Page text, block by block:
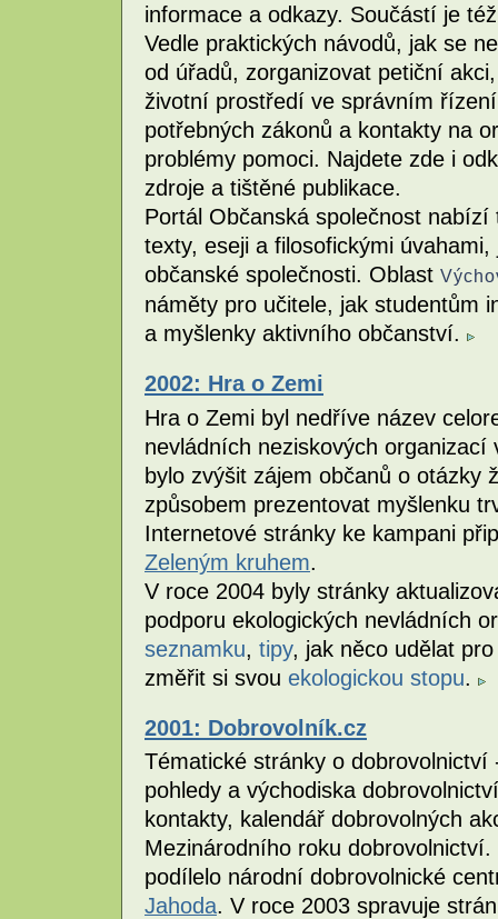
informace a odkazy. Součástí je
Vedle praktických návodů, jak se
od úřadů, zorganizovat petiční
životní prostředí ve správním
potřebných zákonů a kontakty na
problémy pomoci. Najdete zde i
zdroje a tištěné publikace.
Portál Občanská společnost
texty, eseji a filosofickými
občanské společnosti. Oblast
náměty pro učitele, jak studentům
a myšlenky aktivního občanství.
2002: Hra o Zemi
Hra o Zemi byl nedříve název
nevládních neziskových
bylo zvýšit zájem občanů o otázky
způsobem prezentovat myšlenku
Internetové stránky ke kampani
Zeleným kruhem.
V roce 2004 byly stránky
podporu ekologických nevládních
seznamku, tipy, jak něco udělat
změřit si svou ekologickou stopu.
2001: Dobrovolník.cz
Tématické stránky o
pohledy a východiska
kontakty, kalendář dobrovolných
Mezinárodního roku
podílelo národní dobrovolnické
Jahoda. V roce 2003 spravuje